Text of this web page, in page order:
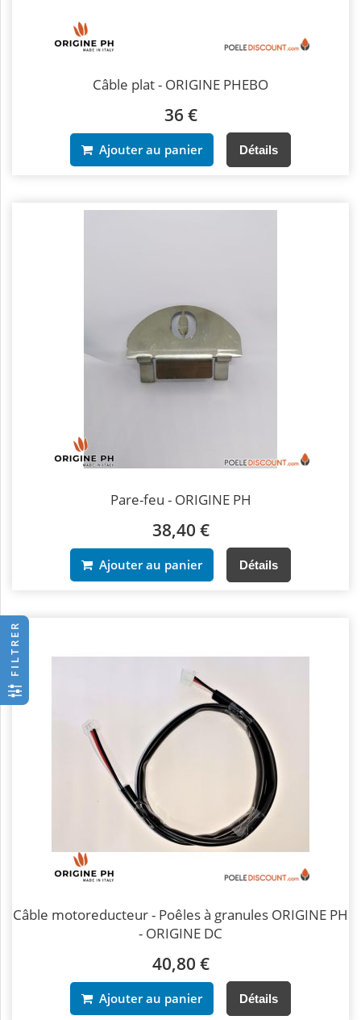
Câble plat - ORIGINE PHEBO
36 €
Ajouter au panier Détails
Pare-feu - ORIGINE PH
38,40 €
Ajouter au panier Détails
Câble motoreducteur - Poêles à granules ORIGINE PH
- ORIGINE DC
40,80 €
Ajouter au panier Détails
FILTRER